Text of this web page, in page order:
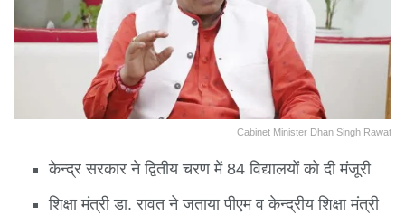
Cabinet Minister Dhan Singh Rawat
केन्द्र सरकार ने द्वितीय चरण में 84 विद्यालयों को दी मंजूरी
शिक्षा मंत्री डा. रावत ने जताया पीएम व केन्द्रीय शिक्षा मंत्री